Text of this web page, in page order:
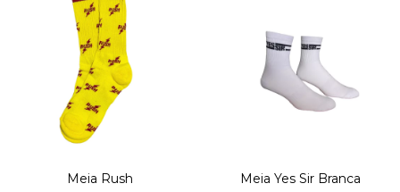
Meia Rush Meia Yes Sir Branca